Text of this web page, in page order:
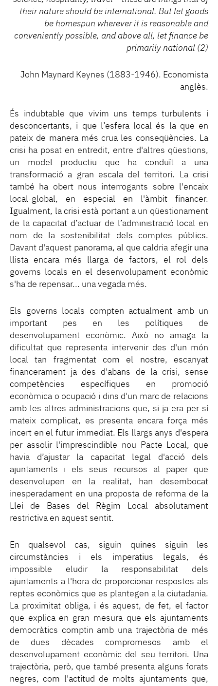
their nature should be international. But let goods
be homespun wherever it is reasonable and
conveniently possible, and above all, let finance be
primarily national (2)
John Maynard Keynes (1883-1946). Economista
anglès.
És indubtable que vivim uns temps turbulents i
desconcertants, i que l’esfera local és la que en
pateix de manera més crua les conseqüències. La
crisi ha posat en entredit, entre d'altres qüestions,
un model productiu que ha conduït a una
transformació a gran escala del territori. La crisi
també ha obert nous interrogants sobre l'encaix
local-global, en especial en l'àmbit financer.
Igualment, la crisi està portant a un qüestionament
de la capacitat d’actuar de l’administració local en
nom de la sostenibilitat dels comptes públics.
Davant d'aquest panorama, al que caldria afegir una
llista encara més llarga de factors, el rol dels
governs locals en el desenvolupament econòmic
s'ha de repensar... una vegada més.
Els governs locals compten actualment amb un
important pes en les polítiques de
desenvolupament econòmic. Això no amaga la
dificultat que representa intervenir des d'un món
local tan fragmentat com el nostre, escanyat
financerament ja des d'abans de la crisi, sense
competències específiques en promoció
econòmica o ocupació i dins d'un marc de relacions
amb les altres administracions que, si ja era per sí
mateix complicat, es presenta encara força més
incert en el futur immediat. Els llargs anys d'espera
per assolir l'imprescindible nou Pacte Local, que
havia d’ajustar la capacitat legal d'acció dels
ajuntaments i els seus recursos al paper que
desenvolupen en la realitat, han desembocat
inesperadament en una proposta de reforma de la
Llei de Bases del Règim Local absolutament
restrictiva en aquest sentit.
En qualsevol cas, siguin quines siguin les
circumstàncies i els imperatius legals, és
impossible eludir la responsabilitat dels
ajuntaments a l'hora de proporcionar respostes als
reptes econòmics que es plantegen a la ciutadania.
La proximitat obliga, i és aquest, de fet, el factor
que explica en gran mesura que els ajuntaments
democràtics comptin amb una trajectòria de més
de dues dècades compromesos amb el
desenvolupament econòmic del seu territori. Una
trajectòria, però, que també presenta alguns forats
negres, com l'actitud de molts ajuntaments que,